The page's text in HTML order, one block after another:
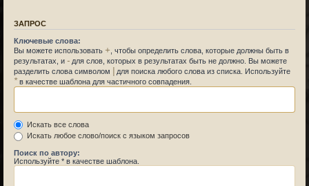
ЗАПРОС
Ключевые слова:
Вы можете использовать + , чтобы определить слова, которые должны быть в
результатах, и - для слов, которых в результатах быть не должно. Вы можете
разделить слова символом | для поиска любого слова из списка. Используйте
*в качестве шаблона для частичного совпадения.
Искать все слова
Искать любое слово/поиск с языком запросов
Поиск по автору:
Используйте * в качестве шаблона.